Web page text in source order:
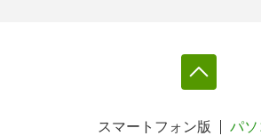
スマートフォン版 パソ